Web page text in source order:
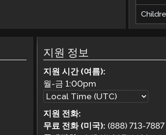
지원 정보
지원 시간 (여름):
월-금 1:00pm
지원 전화:
무료 전화 (미국): (888) 713-7887